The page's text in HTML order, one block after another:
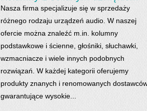
Nasza firma specjalizuje się w sprzedaży
różnego rodzaju urządzeń audio. W naszej
ofercie można znaleźć m.in. kolumny
podstawkowe i ścienne, głośniki, słuchawki,
wzmacniacze i wiele innych podobnych
rozwiązań. W każdej kategorii oferujemy
produkty znanych i renomowanych
gwarantujące wysokie...